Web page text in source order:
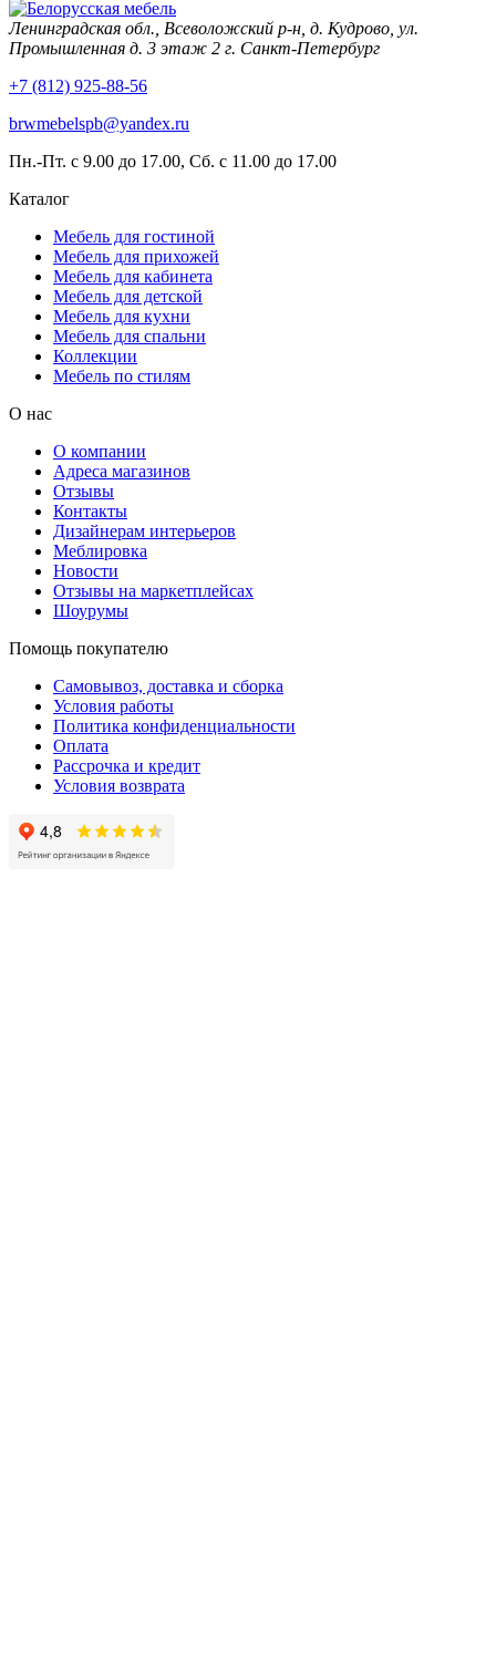
Ленинградская обл., Всеволожский р-н, д. Кудрово, ул.
Промышленная д. 3 этаж 2 г. Санкт-Петербург
+7 (812) 925-88-56
brwmebelspb@yandex.ru
Пн.-Пт. с 9.00 до 17.00, Сб. с 11.00 до 17.00
Каталог
Мебель для гостиной
Мебель для прихожей
Мебель для кабинета
Мебель для детской
Мебель для кухни
Мебель для спальни
Коллекции
Мебель по стилям
О нас
О компании
Адреса магазинов
Отзывы
Контакты
Дизайнерам интерьеров
Меблировка
Новости
Отзывы на маркетплейсах
Шоурумы
Помощь покупателю
Самовывоз, доставка и сборка
Условия работы
Политика конфиденциальности
Оплата
Рассрочка и кредит
Условия возврата